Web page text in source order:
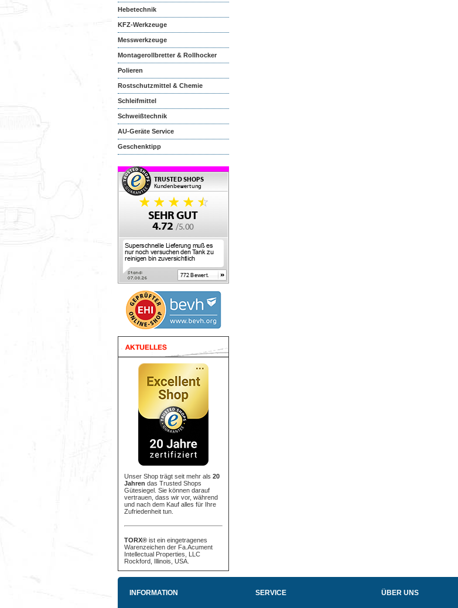
Hebetechnik
KFZ-Werkzeuge
Messwerkzeuge
Montagerollbretter & Rollhocker
Polieren
Rostschutzmittel & Chemie
Schleifmittel
Schweißtechnik
AU-Geräte Service
Geschenktipp
Unser Shop trägt seit mehr als 20
Jahren das Trusted Shops
Gütesiegel. Sie können darauf
vertrauen, dass wir vor, während
und nach dem Kauf alles für Ihre
Zufriedenheit tun.
TORX® ist ein eingetragenes
Warenzeichen der Fa.Acument
Intellectual Properties, LLC
Rockford, Illinois, USA.
INFORMATION SERVICE ÜBER UNS